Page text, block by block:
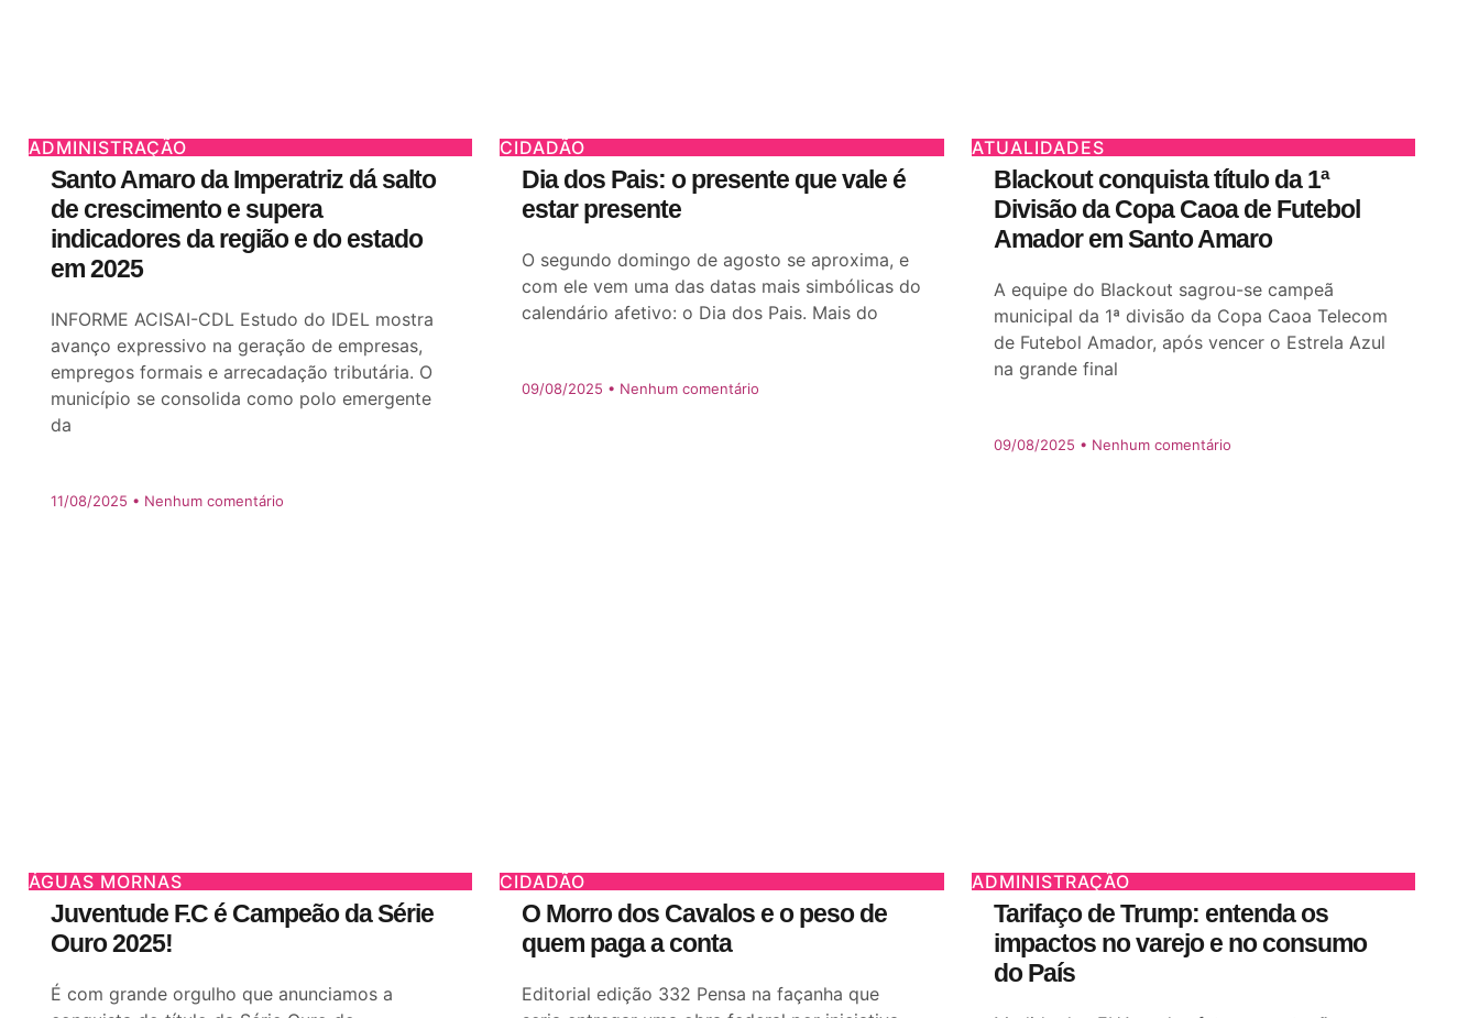
ADMINISTRAÇÃO
Santo Amaro da Imperatriz dá salto
de crescimento e supera
indicadores da região e do estado
em 2025
INFORME ACISAI-CDL Estudo do IDEL mostra
avanço expressivo na geração de empresas,
empregos formais e arrecadação tributária. O
município se consolida como polo emergente
da
11/08/2025 Nenhum comentário
CIDADÃO
Dia dos Pais: o presente que vale é
estar presente
O segundo domingo de agosto se aproxima, e
com ele vem uma das datas mais simbólicas do
calendário afetivo: o Dia dos Pais. Mais do
09/08/2025 Nenhum comentário
ATUALIDADES
Blackout conquista título da 1ª
Divisão da Copa Caoa de Futebol
Amador em Santo Amaro
A equipe do Blackout sagrou-se campeã
municipal da 1ª divisão da Copa Caoa Telecom
de Futebol Amador, após vencer o Estrela Azul
na grande final
09/08/2025 Nenhum comentário
ÁGUAS MORNAS
Juventude F.C é Campeão da Série
Ouro 2025!
É com grande orgulho que anunciamos a
CIDADÃO
O Morro dos Cavalos e o peso de
quem paga a conta
Editorial edição 332 Pensa na façanha que
ADMINISTRAÇÃO
Tarifaço de Trump: entenda os
impactos no varejo e no consumo
do País